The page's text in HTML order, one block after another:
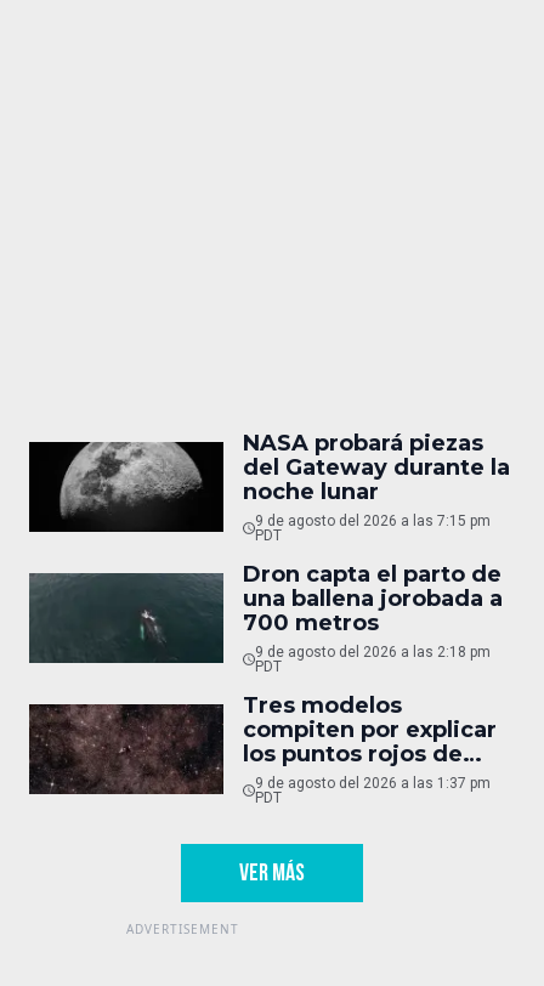
NASA probará piezas
del Gateway durante la
noche lunar
9 de agosto del 2026 a las 7:15 pm
PDT
Dron capta el parto de
una ballena jorobada a
700 metros
9 de agosto del 2026 a las 2:18 pm
PDT
Tres modelos
compiten por explicar
los puntos rojos de
Webb
9 de agosto del 2026 a las 1:37 pm
PDT
VER MÁS